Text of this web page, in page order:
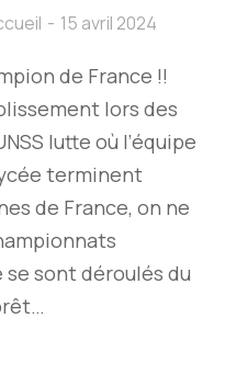
15 avril 2024
de France !!
lors des
lutte où l’équipe
terminent
de France, on ne
sont déroulés du